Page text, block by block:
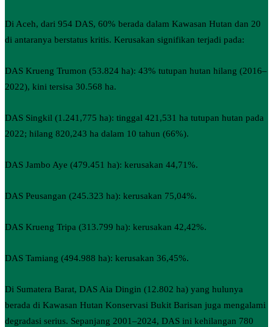
Di Aceh, dari 954 DAS, 60% berada dalam Kawasan Hutan dan 20
di antaranya berstatus kritis. Kerusakan signifikan terjadi pada:
DAS Krueng Trumon (53.824 ha): 43% tutupan hutan hilang (2016–
2022), kini tersisa 30.568 ha.
DAS Singkil (1.241,775 ha): tinggal 421,531 ha tutupan hutan pada
2022; hilang 820,243 ha dalam 10 tahun (66%).
DAS Jambo Aye (479.451 ha): kerusakan 44,71%.
DAS Peusangan (245.323 ha): kerusakan 75,04%.
DAS Krueng Tripa (313.799 ha): kerusakan 42,42%.
DAS Tamiang (494.988 ha): kerusakan 36,45%.
Di Sumatera Barat, DAS Aia Dingin (12.802 ha) yang hulunya
berada di Kawasan Hutan Konservasi Bukit Barisan juga mengalami
degradasi serius. Sepanjang 2001–2024, DAS ini kehilangan 780